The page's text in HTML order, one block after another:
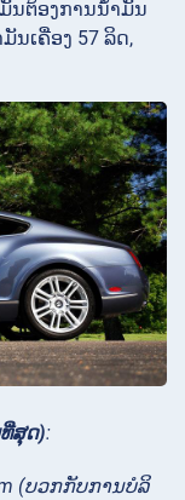
ນຕ້ອງການນໍ້າມັນ
ນເຄື່ອງ 57 ລິດ,
ສຸດ):
(ບວກ​ກັບ​ການ​ບໍ​ລິ​